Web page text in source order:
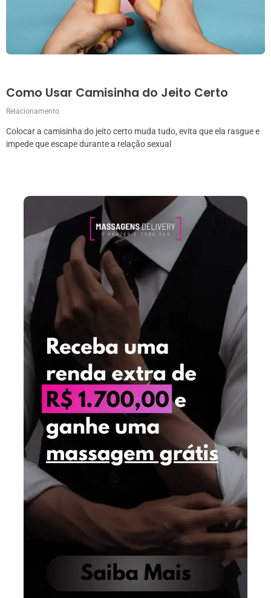
Como Usar Camisinha do Jeito Certo
Relacionamento
Colocar a camisinha do jeito certo muda tudo, evita que ela rasgue e
impede que escape durante a relação sexual